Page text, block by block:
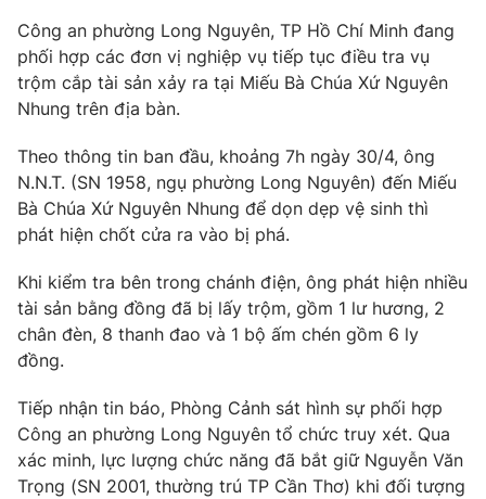
Chất lượng cuộc sống
Học trực tuyến
Công nghệ
Hitech Công nghệ tương lai
Sản phẩm
Thị trường
Tư vấn
Giao lưu trực tuyến
Lịch phát sóng
Chuyên mục khác
Emagazine Podcast
Photo Infographic
Video Shorts video
VTV Money VTV Thể thao
Công an phường Long Nguyên, TP Hồ Chí Minh đang
phối hợp các đơn vị nghiệp vụ tiếp tục điều tra vụ
trộm cắp tài sản xảy ra tại Miếu Bà Chúa Xứ Nguyên
Nhung trên địa bàn.
Theo thông tin ban đầu, khoảng 7h ngày 30/4, ông
N.N.T. (SN 1958, ngụ phường Long Nguyên) đến Miếu
Bà Chúa Xứ Nguyên Nhung để dọn dẹp vệ sinh thì
phát hiện chốt cửa ra vào bị phá.
Khi kiểm tra bên trong chánh điện, ông phát hiện nhiều
tài sản bằng đồng đã bị lấy trộm, gồm 1 lư hương, 2
chân đèn, 8 thanh đao và 1 bộ ấm chén gồm 6 ly
đồng.
Tiếp nhận tin báo, Phòng Cảnh sát hình sự phối hợp
Công an phường Long Nguyên tổ chức truy xét. Qua
xác minh, lực lượng chức năng đã bắt giữ Nguyễn Văn
Trọng (SN 2001, thường trú TP Cần Thơ) khi đối tượng